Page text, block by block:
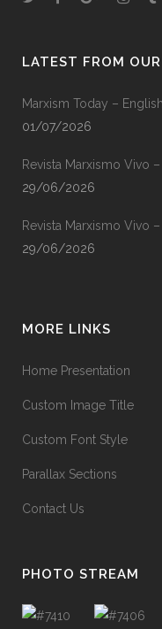
LATEST FROM
Marxism Today –
01/07/2026
Revista Marxismo Vivo
29/06/2026
Revista Marxismo Vivo
29/06/2026
MORE LINKS
Home Presentation
Custom Image Title
Custom Font Style
Parallax Sections
Contact Us
PHOTO STREAM